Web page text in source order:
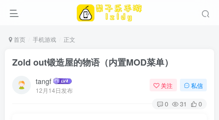
首页 手机游戏 正文
Zold out锻造屋的物语（内置MOD菜单）
tangf
12月14日发布
关注 私信
0 31 0